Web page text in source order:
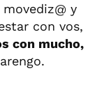
movediz@ y
con vos,
con mucho,